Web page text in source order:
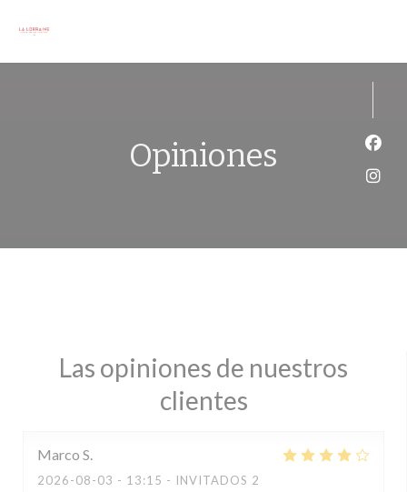
Opiniones
Las opiniones de nuestros
clientes
Marco S
2026-08-03 - 13:15 - INVITADOS 2